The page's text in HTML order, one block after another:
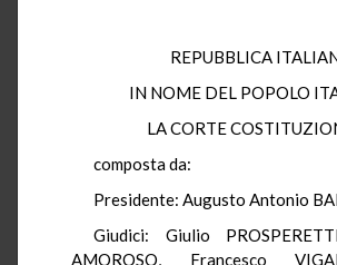
REPUBBLICA
IN NOME DEL POPOLO
LA CORTE
composta da:
Presidente: Augusto Antonio
Giudici: Giulio
AMOROSO, Francesco